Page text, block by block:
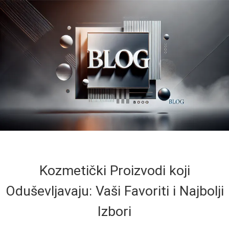
Kozmetički Proizvodi koji
Oduševljavaju: Vaši Favoriti i Najbolji
Izbori